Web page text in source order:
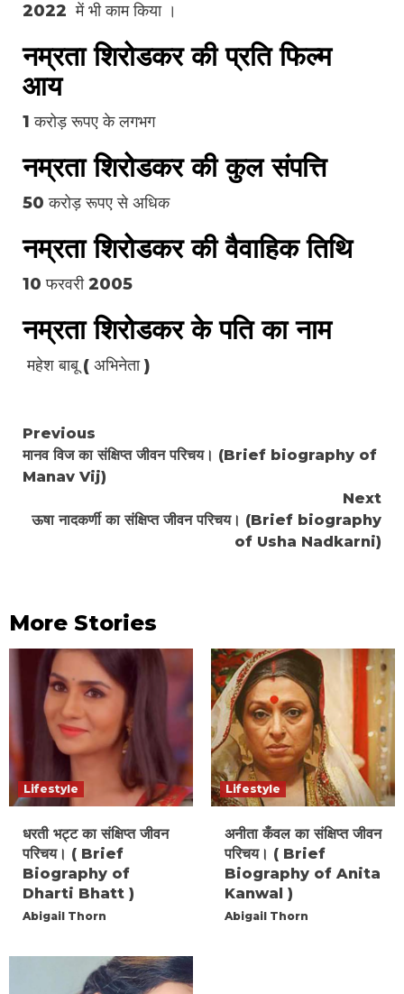
2022 में भी काम किया ।
नम्रता शिरोडकर की प्रति फिल्म
आय
1 करोड़ रूपए के लगभग
नम्रता शिरोडकर की कुल संपत्ति
50 करोड़ रूपए से अधिक
नम्रता शिरोडकर की वैवाहिक तिथि
10 फरवरी 2005
नम्रता शिरोडकर के पति का नाम
महेश बाबू ( अभिनेता )
Continue
Reading
Previous
मानव विज का संक्षिप्त जीवन परिचय। (Brief biography of
Manav Vij)
Next
ऊषा नादकर्णी का संक्षिप्त जीवन परिचय। (Brief biography
of Usha Nadkarni)
More Stories
Lifestyle
धरती भट्ट का संक्षिप्त जीवन
परिचय। ( Brief
Biography of
Dharti Bhatt )
Abigail Thorn
Lifestyle
अनीता कँवल का संक्षिप्त जीवन
परिचय। ( Brief
Biography of Anita
Kanwal )
Abigail Thorn